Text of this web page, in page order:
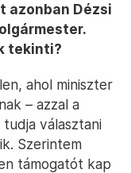
azonban Dézsi
tekinti?
ahol miniszter
– azzal a
választani
Szerintem
támogatót kap